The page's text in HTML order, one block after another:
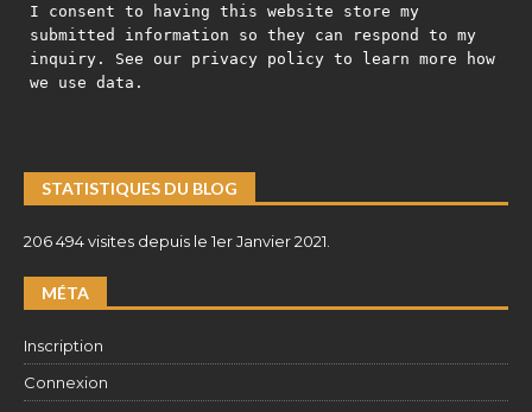
I consent to having this website store my
submitted information so they can respond to my
inquiry. See our privacy policy to learn more how
we use data.
STATISTIQUES DU BLOG
206 494 visites depuis le 1er Janvier 2021.
MÉTA
Inscription
Connexion